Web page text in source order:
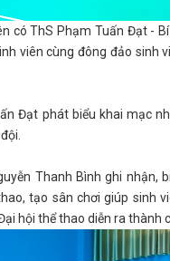
có ThS Phạm Tuấn Đạt -
viên cùng đông đảo sinh
Đạt phát biểu khai mạc
Thanh Bình ghi
tạo sân chơi giúp sinh
hội thể thao diễn ra thành